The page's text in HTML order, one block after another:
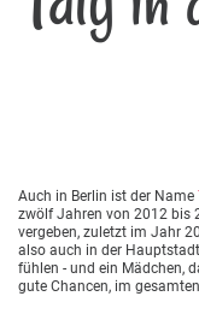
Auch in Berlin ist der Name
zwölf Jahren von 2012 bis
vergeben, zuletzt im Jahr
also auch in der
fühlen - und ein Mädchen,
gute Chancen, im